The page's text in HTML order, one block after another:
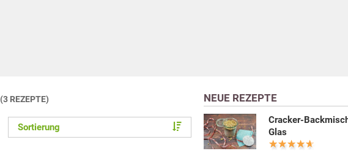
(3 REZEPTE)
Sortierung
NEUE REZEPTE
Cracker-
Glas